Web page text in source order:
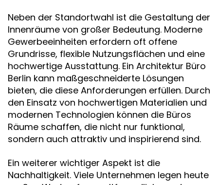
Neben der Standortwahl ist die Gestaltung der
Innenräume von großer Bedeutung. Moderne
Gewerbeeinheiten erfordern oft offene
Grundrisse, flexible Nutzungsflächen und eine
hochwertige Ausstattung. Ein Architektur Büro
Berlin kann maßgeschneiderte Lösungen
bieten, die diese Anforderungen erfüllen. Durch
den Einsatz von hochwertigen Materialien und
modernen Technologien können die Büros
Räume schaffen, die nicht nur funktional,
sondern auch attraktiv und inspirierend sind.
Ein weiterer wichtiger Aspekt ist die
Nachhaltigkeit. Viele Unternehmen legen heute